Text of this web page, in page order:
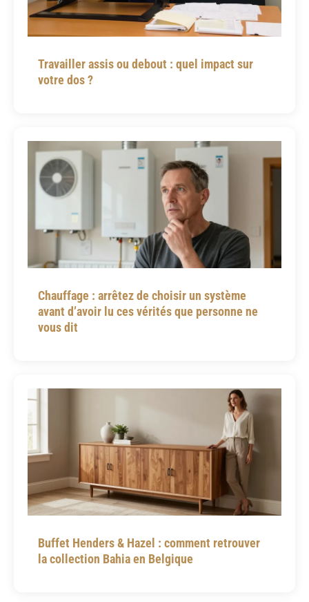
Travailler assis ou debout : quel impact sur
votre dos ?
Chauffage : arrêtez de choisir un système
avant d’avoir lu ces vérités que personne ne
vous dit
Buffet Henders & Hazel : comment retrouver
la collection Bahia en Belgique